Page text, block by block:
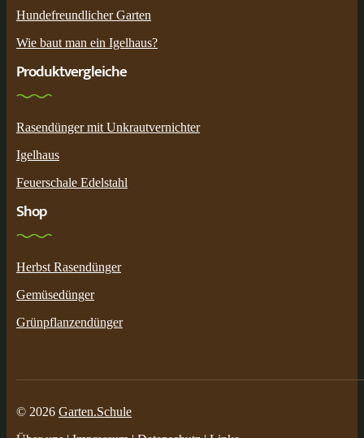
Hundefreundlicher Garten
Wie baut man ein Igelhaus?
Produktvergleiche
Rasendünger mit Unkrautvernichter
Igelhaus
Feuerschale Edelstahl
Shop
Herbst Rasendünger
Gemüsedünger
Grünpflanzendünger
© 2026 Garten.Schule